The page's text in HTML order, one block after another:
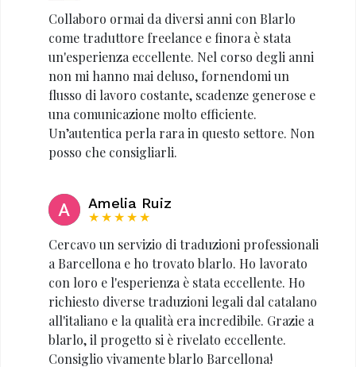
Collaboro ormai da diversi anni con Blarlo
come traduttore freelance e finora è stata
un'esperienza eccellente. Nel corso degli anni
non mi hanno mai deluso, fornendomi un
flusso di lavoro costante, scadenze generose e
una comunicazione molto efficiente.
Un’autentica perla rara in questo settore. Non
posso che consigliarli.
Amelia Ruiz
★★★★★
Cercavo un servizio di traduzioni professionali
a Barcellona e ho trovato blarlo. Ho lavorato
con loro e l'esperienza è stata eccellente. Ho
richiesto diverse traduzioni legali dal catalano
all'italiano e la qualità era incredibile. Grazie a
blarlo, il progetto si è rivelato eccellente.
Consiglio vivamente blarlo Barcellona!